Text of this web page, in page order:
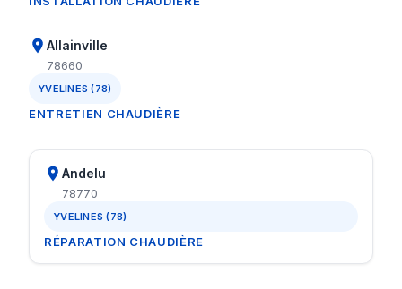
Allainville
78660
YVELINES (78)
ENTRETIEN CHAUDIÈRE
Andelu
78770
YVELINES (78)
RÉPARATION CHAUDIÈRE